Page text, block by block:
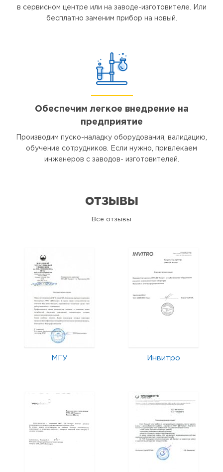
в сервисном центре или на заводе-изготовителе. Или
бесплатно заменим прибор на новый.
Обеспечим легкое внедрение на
предприятие
Производим пуско-наладку оборудования, валидацию,
обучение сотрудников. Если нужно, привлекаем
инженеров с заводов- изготовителей.
ОТЗЫВЫ
Все отзывы
МГУ Инвитро